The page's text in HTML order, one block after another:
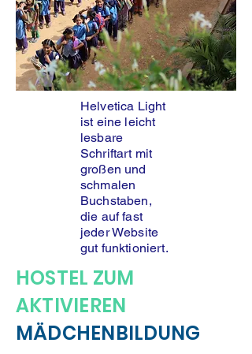
Helvetica Light
ist eine leicht
lesbare
Schriftart mit
großen und
schmalen
Buchstaben,
die auf fast
jeder Website
gut funktioniert.
HOSTEL ZUM
AKTIVIEREN
MÄDCHENBILDUNG